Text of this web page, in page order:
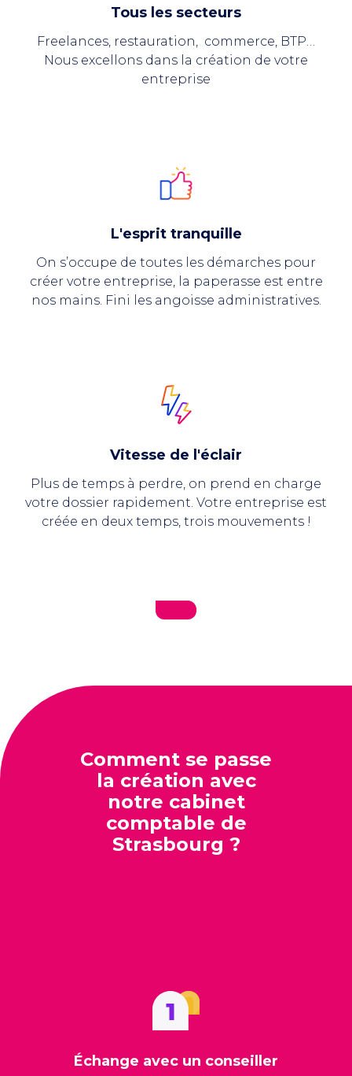
Tous les secteurs
Freelances, restauration, commerce, BTP…
Nous excellons dans la création de votre
entreprise
L'esprit tranquille
On s’occupe de toutes les démarches pour
créer votre entreprise, la paperasse est entre
nos mains. Fini les angoisse administratives.
Vitesse de l'éclair
Plus de temps à perdre, on prend en charge
votre dossier rapidement. Votre entreprise est
créée en deux temps, trois mouvements !
Comment se passe
la création avec
notre cabinet
comptable de
Strasbourg ?
Échange avec un conseiller